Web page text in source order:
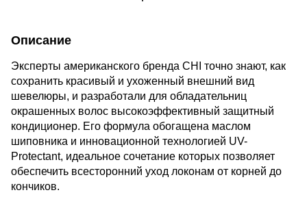
Описание
Эксперты американского бренда CHI точно знают, как
сохранить красивый и ухоженный внешний вид
шевелюры, и разработали для обладательниц
окрашенных волос высокоэффективный защитный
кондиционер. Его формула обогащена маслом
шиповника и инновационной технологией UV-
Protectant, идеальное сочетание которых позволяет
обеспечить всесторонний уход локонам от корней до
кончиков.